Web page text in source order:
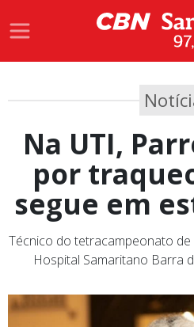
Na UTI,
por
segue em
Técnico do tetracampeonato
Hospital Samaritano Barra